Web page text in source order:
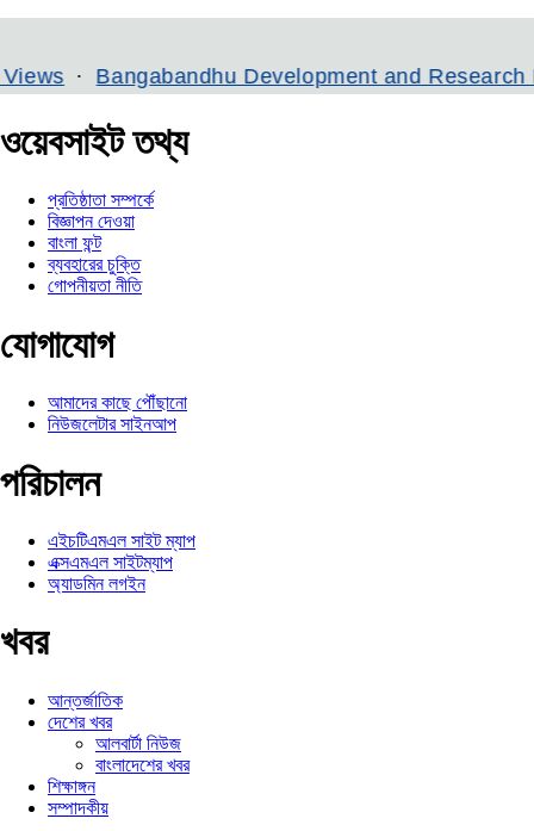
Bangabandhu Development and Research Institute
ওয়েবসাইট তথ্য
প্রতিষ্ঠাতা সম্পর্কে
বিজ্ঞাপন দেওয়া
বাংলা ফন্ট
ব্যবহারের চুক্তি
গোপনীয়তা নীতি
যোগাযোগ
আমাদের কাছে পৌঁছানো
নিউজলেটার সাইনআপ
পরিচালন
এইচটিএমএল সাইট ম্যাপ
এক্সএমএল সাইটম্যাপ
অ্যাডমিন লগইন
খবর
আন্তর্জাতিক
দেশের খবর
আলবার্টা নিউজ
বাংলাদেশের খবর
শিক্ষাঙ্গন
সম্পাদকীয়